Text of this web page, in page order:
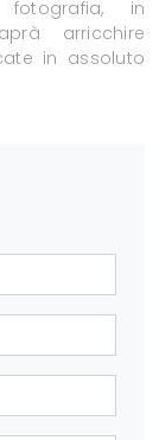
in
arricchire
in assoluto